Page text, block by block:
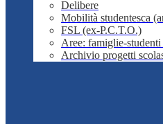
Delibere
Mobilità studentesca
FSL (ex-P.C.T.O.)
Aree: famiglie-studenti
Archivio progetti